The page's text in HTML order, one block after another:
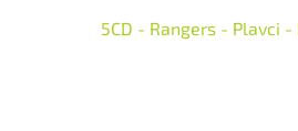
5CD - Rangers - Plavci